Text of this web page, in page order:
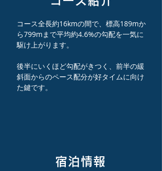
コース全長約16kmの間で、標高189mか
ら799mまで平均約4.6%の勾配を一気に
駆け上がります。
後半にいくほど勾配がきつく、前半の緩
斜面からのペース配分が好タイムに向け
た鍵です。
宿泊情報